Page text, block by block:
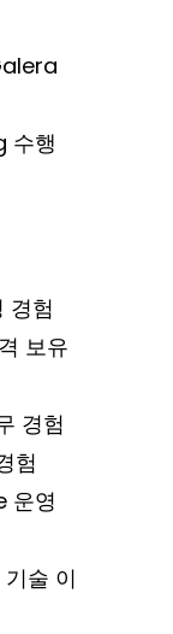
수행
경험
보유
경험
험
운영
술 이